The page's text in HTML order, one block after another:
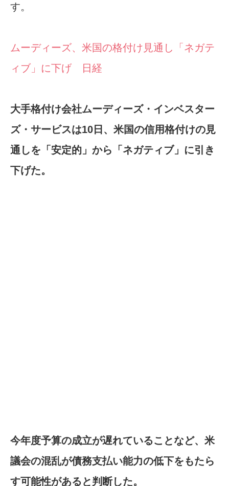
す。
ムーディーズ、米国の格付け見通し「ネガテ
ィブ」に下げ 日経
大手格付け会社ムーディーズ・インベスター
ズ・サービスは10日、米国の信用格付けの見
通しを「安定的」から「ネガティブ」に引き
下げた。
今年度予算の成立が遅れていることなど、米
議会の混乱が債務支払い能力の低下をもたら
す可能性があると判断した。